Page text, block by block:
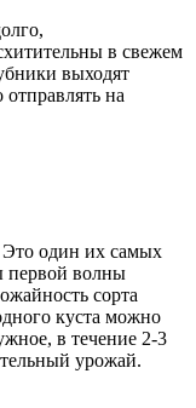
в свежем
выходят
на
Это один их самых
первой волны
сорта
куста можно
в течение 2-3
урожай.